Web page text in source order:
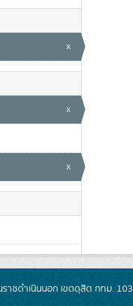
x
x
x
าชดำเนินนอก เขตดุสิต กทม.